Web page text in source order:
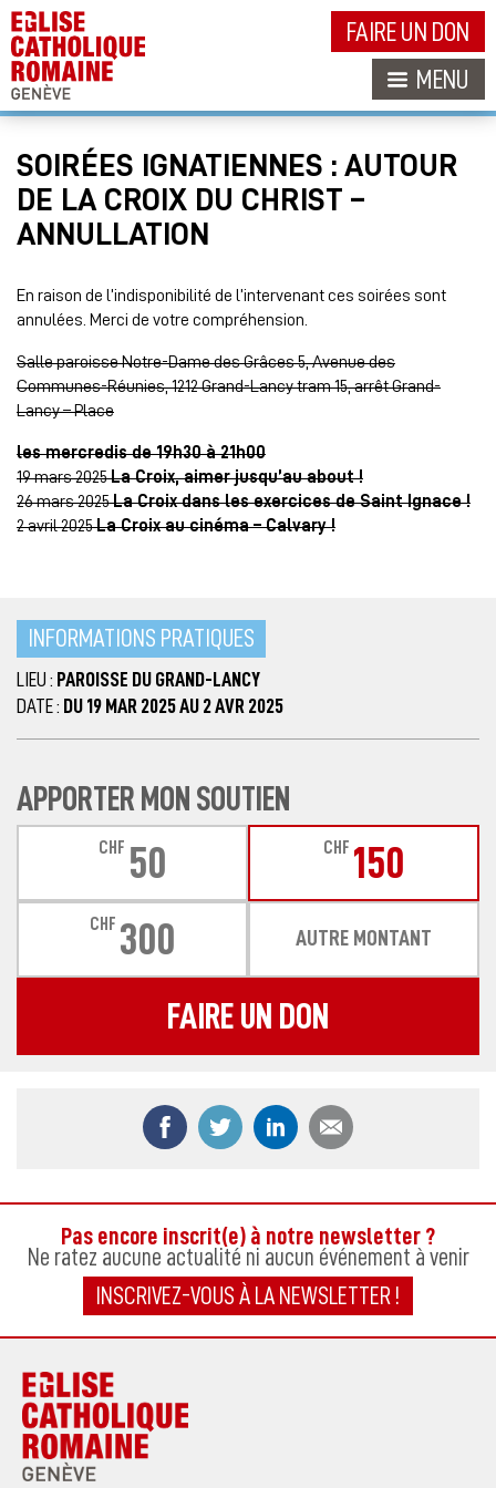
FAIRE UN DON
MENU
SOIRÉES IGNATIENNES : AUTOUR
DE LA CROIX DU CHRIST –
ANNULLATION
En raison de l’indisponibilité de l’intervenant ces soirées sont
annulées. Merci de votre compréhension.
Salle paroisse Notre-Dame des Grâces 5, Avenue des
Communes-Réunies, 1212 Grand-Lancy tram 15, arrêt Grand-
Lancy – Place
les mercredis de 19h30 à 21h00
19 mars 2025La Croix, aimer jusqu’au about !
26 mars 2025La Croix dans les exercices de Saint Ignace !
2 avril 2025La Croix au cinéma – Calvary !
INFORMATIONS PRATIQUES
LIEU : PAROISSE DU GRAND-LANCY
DATE : DU 19 MAR 2025 AU 2 AVR 2025
APPORTER MON SOUTIEN
CHF 50 CHF 150
CHF 300 AUTRE MONTANT
FAIRE UN DON
Partager ce contenu sur Facebook
Partager ce contenu sur Twitter
Partager ce contenu
Pas encore inscrit(e) à notre newsletter ?
Ne ratez aucune actualité ni aucun événement à venir
INSCRIVEZ-VOUS À LA NEWSLETTER !